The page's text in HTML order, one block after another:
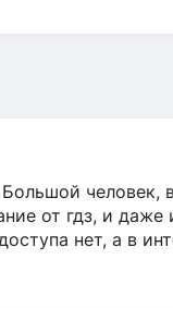
человек,
от гдз, и
нет, а в